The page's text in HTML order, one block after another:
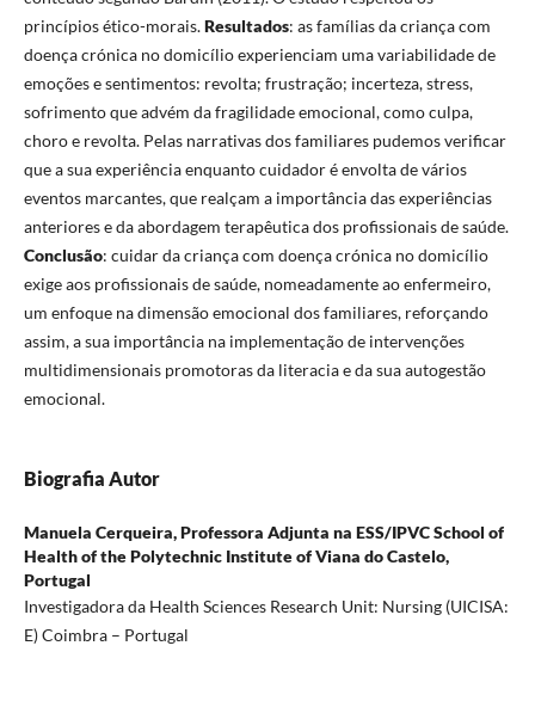
princípios ético-morais.Resultados: as famílias da criança com
doença crónica no domicílio experienciam uma variabilidade de
emoções e sentimentos: revolta; frustração; incerteza, stress,
sofrimento que advém da fragilidade emocional, como culpa,
choro e revolta. Pelas narrativas dos familiares pudemos verificar
que a sua experiência enquanto cuidador é envolta de vários
eventos marcantes, que realçam a importância das experiências
anteriores e da abordagem terapêutica dos profissionais de saúde.
Conclusão: cuidar da criança com doença crónica no domicílio
exige aos profissionais de saúde, nomeadamente ao enfermeiro,
um enfoque na dimensão emocional dos familiares, reforçando
assim, a sua importância na implementação de intervenções
multidimensionais promotoras da literacia e da sua autogestão
emocional.
Biografia Autor
Manuela Cerqueira,Professora Adjunta na ESS/IPVC School of
Health of the Polytechnic Institute of Viana do Castelo,
Portugal
Investigadora da Health Sciences Research Unit: Nursing (UICISA:
E) Coimbra – Portugal